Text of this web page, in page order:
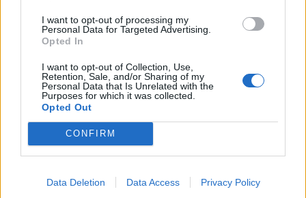
I want to opt-out of processing my
Personal Data for Targeted Advertising.
Opted In
I want to opt-out of Collection, Use,
Retention, Sale, and/or Sharing of my
Personal Data that Is Unrelated with the
Purposes for which it was collected.
Opted Out
CONFIRM
Data Deletion Data Access Privacy Policy
TAIP PAT SKAITYKITE